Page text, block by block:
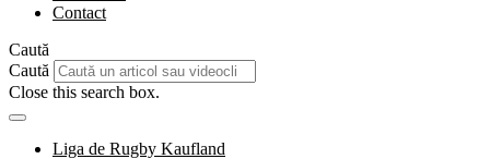
Contact
Caută
Caută
Close this search box.
Liga de Rugby Kaufland